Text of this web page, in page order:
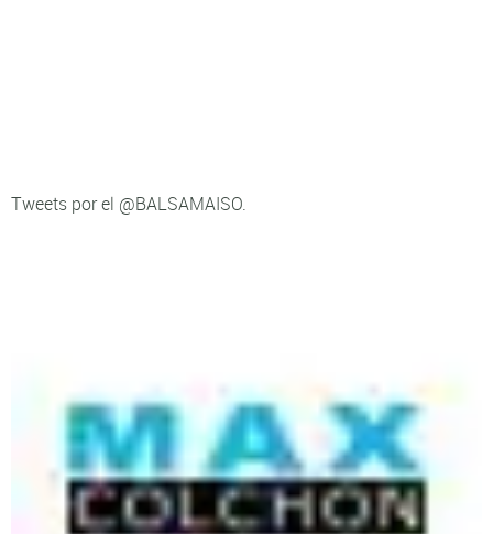
Tweets por el @BALSAMAISO.